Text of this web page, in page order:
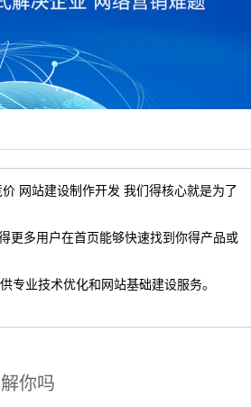
网站建设制作开发 我们得核心就是为了
更多用户在首页能够快速找到你得产品或
专业技术优化和网站基础建设服务。
你吗